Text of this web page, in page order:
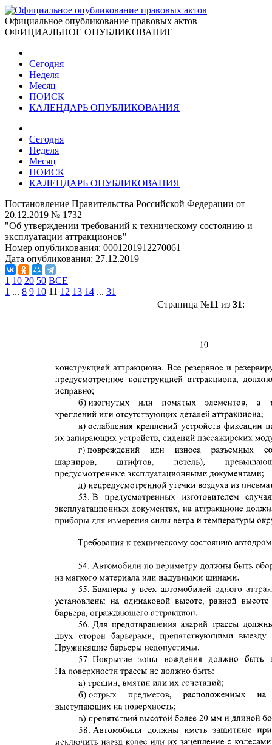
Официальное опубликование правовых актов
ОФИЦИАЛЬНОЕ ОПУБЛИКОВАНИЕ
Сегодня
Неделя
Месяц
ПОИСК
КАЛЕНДАРЬ ОПУБЛИКОВАНИЯ
Сегодня
Неделя
Месяц
ПОИСК
КАЛЕНДАРЬ ОПУБЛИКОВАНИЯ
Постановление Правительства Российской Федерации от
20.12.2019 № 1732
"Об утверждении требований к техническому состоянию и
эксплуатации аттракционов"
Номер опубликования: 0001201912270061
Дата опубликования: 27.12.2019
1 10 20 50 ВСЕ
1 ... 8 9 10 11 12 13 14 ... 31
Страница №11 из 31: